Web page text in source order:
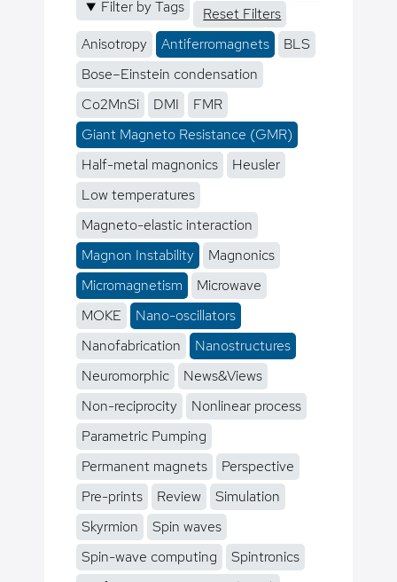
Filter by Tags
Reset Filters
Anisotropy
Antiferromagnets
BLS
Bose–Einstein condensation
Co2MnSi
DMI
FMR
Giant Magneto Resistance (GMR)
Half-metal magnonics
Heusler
Low temperatures
Magneto-elastic interaction
Magnon Instability
Magnonics
Micromagnetism
Microwave
MOKE
Nano-oscillators
Nanofabrication
Nanostructures
Neuromorphic
News&Views
Non-reciprocity
Nonlinear process
Parametric Pumping
Permanent magnets
Perspective
Pre-prints
Review
Simulation
Skyrmion
Spin waves
Spin-wave computing
Spintronics